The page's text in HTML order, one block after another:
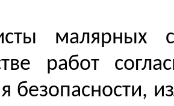
малярных
работ
безопасности,